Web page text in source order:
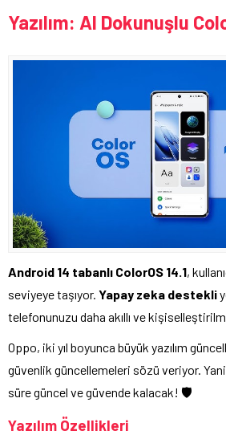
Yazılım: AI Dokunuşlu
Android 14 tabanlı ColorOS 14.1,
seviyeye taşıyor. Yapay zeka destekli
telefonunuzu daha akıllı ve
Oppo, iki yıl boyunca büyük yazılım
güvenlik güncellemeleri sözü veriyor.
süre güncel ve güvende kalacak! 🛡️
Yazılım Özellikleri